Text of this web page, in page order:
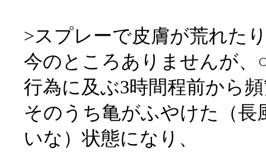
>スプレーで皮膚が荒れた
今のところありませんが
行為に及ぶ3時間程前から
そのうち亀がふやけた（長
いな）状態になり、